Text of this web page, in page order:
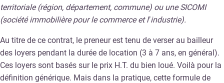
territoriale (région, département, commune) ou une SICOMI
(société immobilière pour le commerce et l’industrie).
Au titre de ce contrat, le preneur est tenu de verser au bailleur
des loyers pendant la durée de location (3 à 7 ans, en général).
Ces loyers sont basés sur le prix H.T. du bien loué. Voilà pour la
définition générique. Mais dans la pratique, cette formule de